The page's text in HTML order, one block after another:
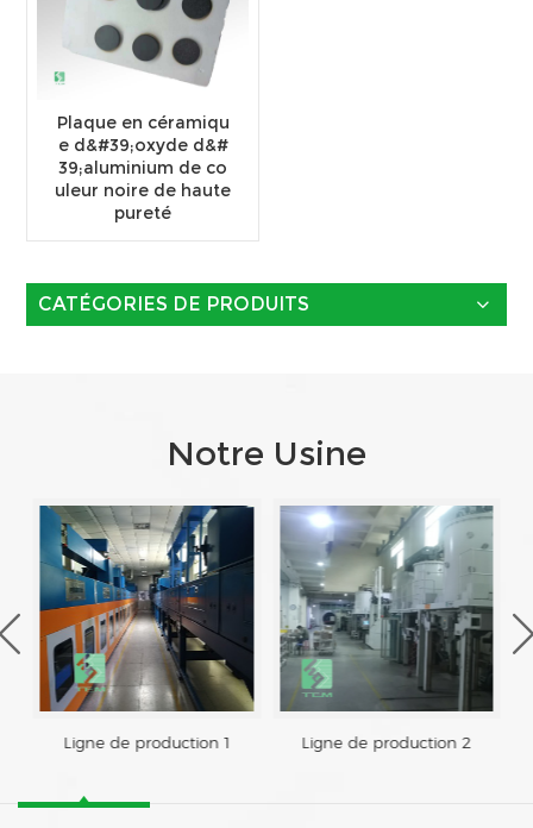
Plaque en céramiqu
e d&#39;oxyde d&#
39;aluminium de co
uleur noire de haute
pureté
CATÉGORIES DE PRODUITS
Notre Usine
Ligne de production 1 Ligne de production 2